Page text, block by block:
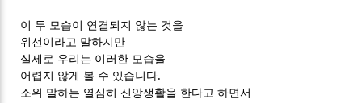
이 두 모습이 연결되지 않는 것을
위선이라고 말하지만
실제로 우리는 이러한 모습을
어렵지 않게 볼 수 있습니다.
소위 말하는 열심히 신앙생활을 한다고 하면서